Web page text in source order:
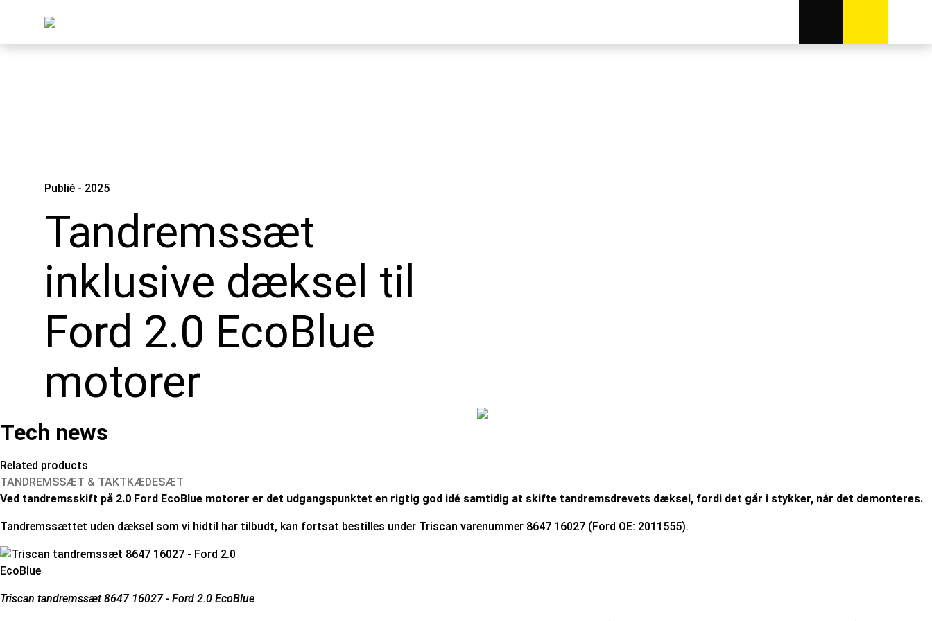
Publié - 2025
Tandremssæt
inklusive dæksel til
Ford 2.0 EcoBlue
motorer
Tech news
Related products
TANDREMSSÆT & TAKTKÆDESÆT
Ved tandremsskift på 2.0 Ford EcoBlue motorer er det udgangspunktet en rigtig god idé samtidig at skifte tandremsdrevets dæksel, fordi det går i stykker, når det demonteres.
Tandremssættet uden dæksel som vi hidtil har tilbudt, kan fortsat bestilles under Triscan varenummer 8647 16027 (Ford OE: 2011555).
Triscan tandremssæt 8647 16027 - Ford 2.0 EcoBlue